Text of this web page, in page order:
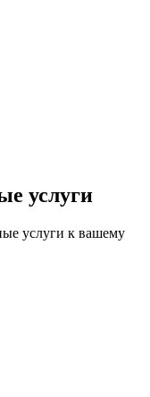
услуги
услуги к вашему